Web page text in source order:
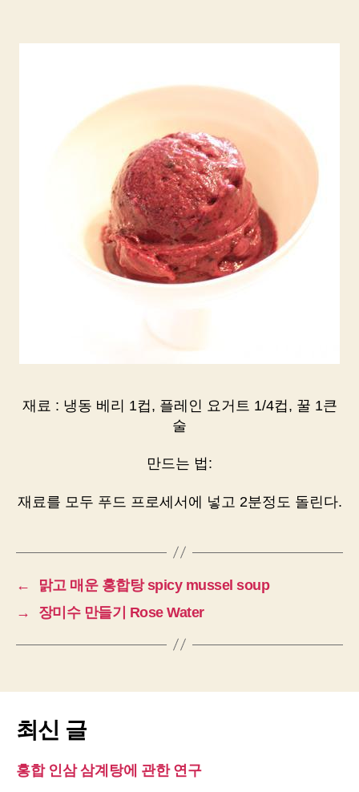
재료 : 냉동 베리 1컵, 플레인 요거트 1/4컵, 꿀 1큰
술
만드는 법:
재료를 모두 푸드 프로세서에 넣고 2분정도 돌린다.
←
맑고 매운 홍합탕 spicy mussel soup
→
장미수 만들기 Rose Water
최신 글
홍합 인삼 삼계탕에 관한 연구